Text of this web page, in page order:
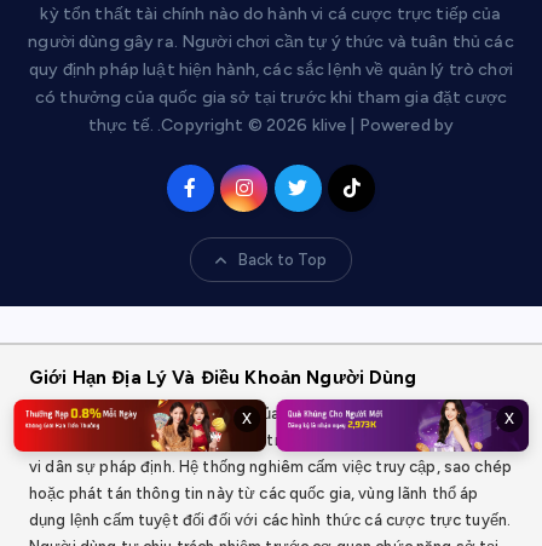
kỳ tổn thất tài chính nào do hành vi cá cược trực tiếp của
người dùng gây ra. Người chơi cần tự ý thức và tuân thủ các
quy định pháp luật hiện hành, các sắc lệnh về quản lý trò chơi
có thưởng của quốc gia sở tại trước khi tham gia đặt cược
thực tế. .Copyright © 2026 klive | Powered by
Back to Top
x x
Giới Hạn Địa Lý Và Điều Khoản Người Dùng
Dịch vụ và các bộ lọc thông số của chúng tôi chỉ cung cấp cho đối
tượng người dùng từ đủ 18 tuổi trở lên, có đầy đủ năng lực hành
vi dân sự pháp định. Hệ thống nghiêm cấm việc truy cập, sao chép
hoặc phát tán thông tin này từ các quốc gia, vùng lãnh thổ áp
dụng lệnh cấm tuyệt đối đối với các hình thức cá cược trực tuyến.